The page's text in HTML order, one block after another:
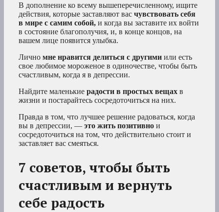
В дополнение ко всему вышеперечисленному, ищите
действия, которые заставляют вас чувствовать себя
в мире с самим собой, и когда вы заставите их войти
в состояние благополучия, и, в конце концов, на
вашем лице появится улыбка.
Лично мне нравится делиться с другими или есть
свое любимое мороженое в одиночестве, чтобы быть
счастливым, когда я в депрессии.
Найдите маленькие радости в простых вещах в
жизни и постарайтесь сосредоточиться на них.
Правда в том, что лучшее решение радоваться, когда
вы в депрессии, — это жить позитивно и
сосредоточиться на том, что действительно стоит и
заставляет вас смеяться.
7 советов, чтобы быть
счастливым и вернуть
себе радость